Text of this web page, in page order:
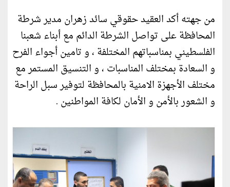
من جهته أكد العقید حقوقي سائد زهران مدیر شرطة
المحافظة على تواصل الشرطة الدائم مع أبناء شعبنا
الفلسطیني بمناسباتهم المختلفة ، و تامین أجواء الفرح
و السعادة بمختلف المناسبات ، و التنسیق المستمر مع
مختلف الأجهزة الامنیة بالمحافظة لتوفیر سبل الراحة
و الشعور بالأمن و الأمان لكافة المواطنین .